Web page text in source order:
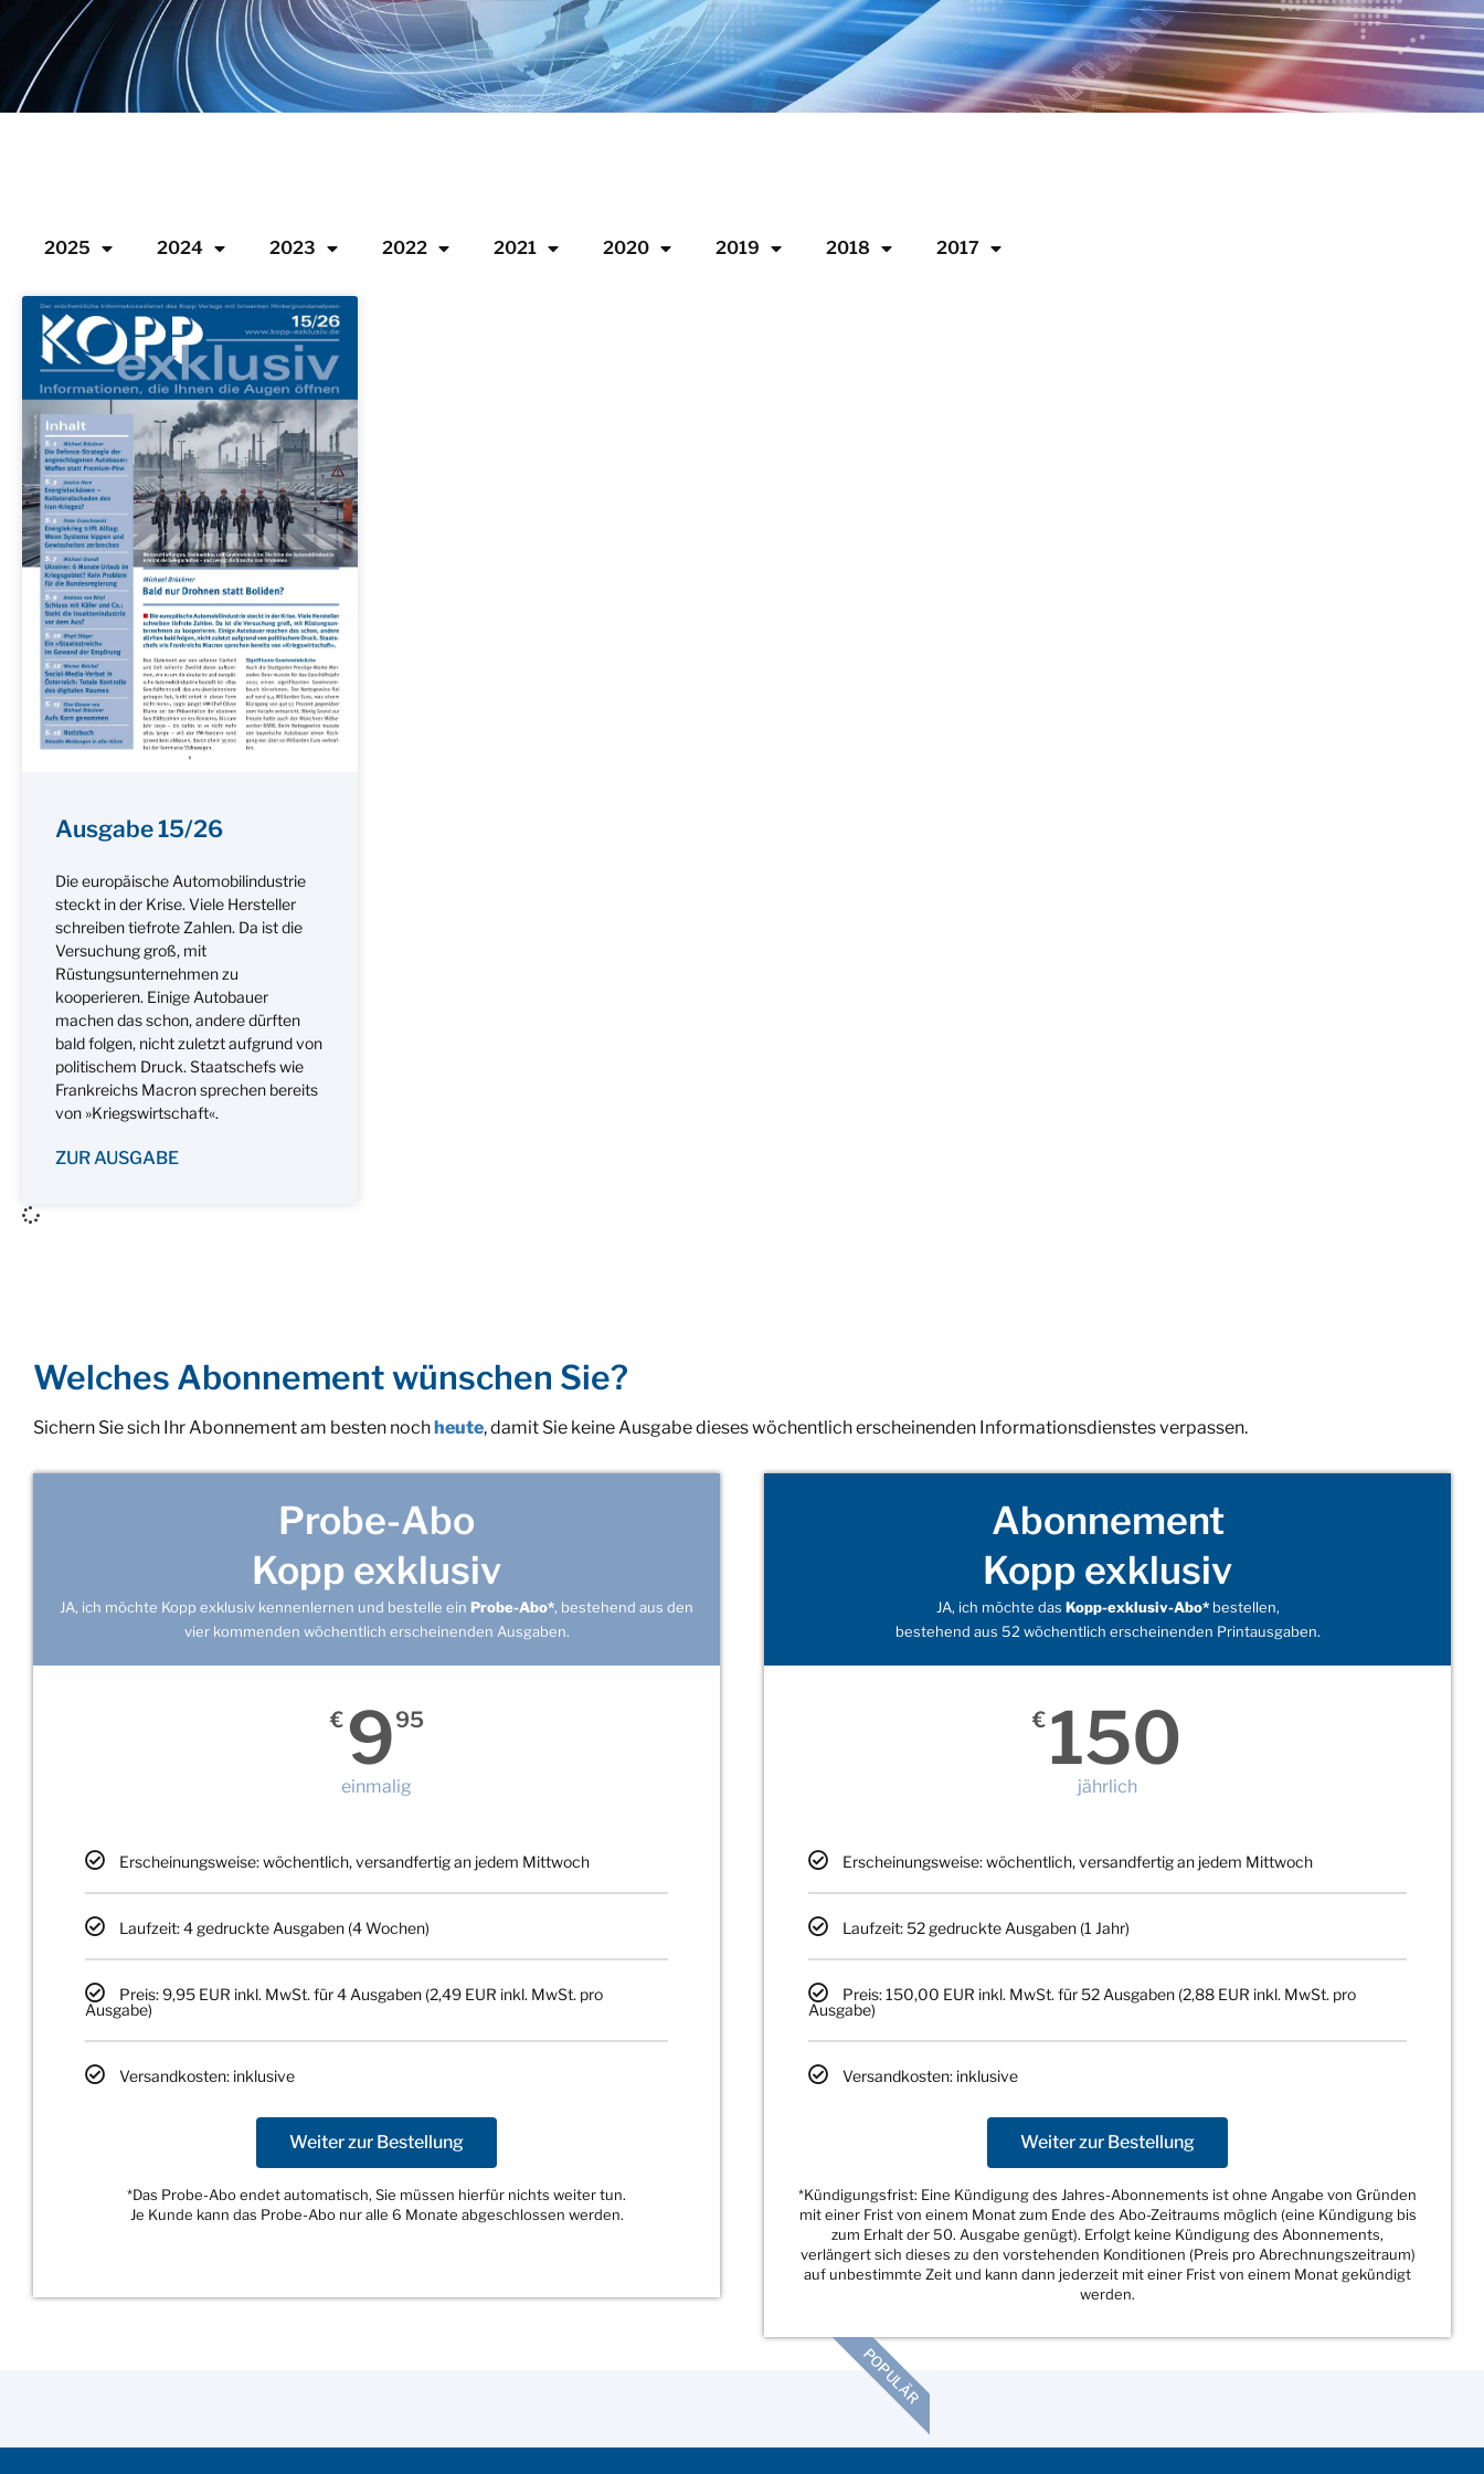
2025 2024 2023 2022 2021 2020 2019 2018 2017
Ausgabe 15/26
Die europäische Automobilindustrie
steckt in der Krise. Viele Hersteller
schreiben tiefrote Zahlen. Da ist die
Versuchung groß, mit
Rüstungsunternehmen zu
kooperieren. Einige Autobauer
machen das schon, andere dürften
bald folgen, nicht zuletzt aufgrund von
politischem Druck. Staatschefs wie
Frankreichs Macron sprechen bereits
von »Kriegswirtschaft«.
ZUR AUSGABE
Welches Abonnement wünschen Sie?
Sichern Sie sich Ihr Abonnement am besten nochheute, damit Sie keine Ausgabe dieses wöchentlich erscheinenden Informationsdienstes verpassen.
Probe-Abo
Kopp exklusiv
JA, ich möchte Kopp exklusiv kennenlernen und bestelle ein Probe-Abo*, bestehend aus den
vier kommenden wöchentlich erscheinenden Ausgaben.
€ 995
einmalig
Erscheinungsweise: wöchentlich, versandfertig an jedem Mittwoch
Laufzeit: 4 gedruckte Ausgaben (4 Wochen)
Preis: 9,95 EUR inkl. MwSt. für 4 Ausgaben (2,49 EUR inkl. MwSt. pro
Ausgabe)
Versandkosten: inklusive
Weiter zur Bestellung
*Das Probe-Abo endet automatisch, Sie müssen hierfür nichts weiter tun.
Je Kunde kann das Probe-Abo nur alle 6 Monate abgeschlossen werden.
Abonnement
Kopp exklusiv
JA, ich möchte das Kopp-exklusiv-Abo*bestellen,
bestehend aus 52 wöchentlich erscheinenden Printausgaben.
€ 150
jährlich
Erscheinungsweise: wöchentlich, versandfertig an jedem Mittwoch
Laufzeit: 52 gedruckte Ausgaben (1 Jahr)
Preis: 150,00 EUR inkl. MwSt. für 52 Ausgaben (2,88 EUR inkl. MwSt. pro
Ausgabe)
Versandkosten: inklusive
Weiter zur Bestellung
*Kündigungsfrist: Eine Kündigung des Jahres-Abonnements ist ohne Angabe von Gründen
mit einer Frist von einem Monat zum Ende des Abo-Zeitraums möglich (eine Kündigung bis
zum Erhalt der 50. Ausgabe genügt). Erfolgt keine Kündigung des Abonnements,
verlängert sich dieses zu den vorstehenden Konditionen (Preis pro Abrechnungszeitraum)
auf unbestimmte Zeit und kann dann jederzeit mit einer Frist von einem Monat gekündigt
werden.
POPULÄR